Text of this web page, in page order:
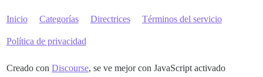
Inicio Categorías Directrices Términos del servicio
Política de privacidad
Creado con Discourse, se ve mejor con JavaScript activado